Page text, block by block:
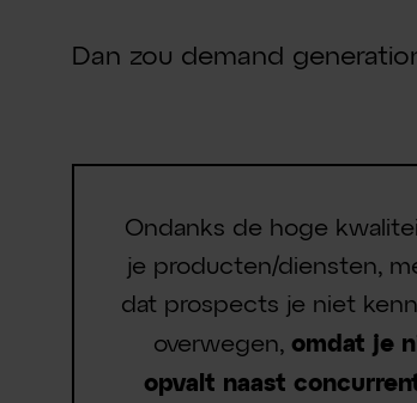
Dan zou demand
Ondanks de hoge
je producten/diensten,
dat prospects je niet
overwegen, omdat je
opvalt naast